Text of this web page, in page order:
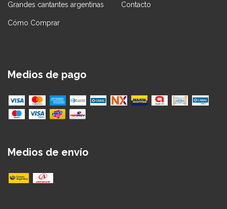
Grandes cantantes argentinas Contacto
Cómo Comprar
Medios de pago
Medios de envío